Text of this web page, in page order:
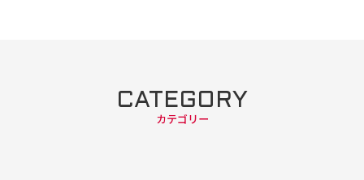
CATEGORY
カテゴリー